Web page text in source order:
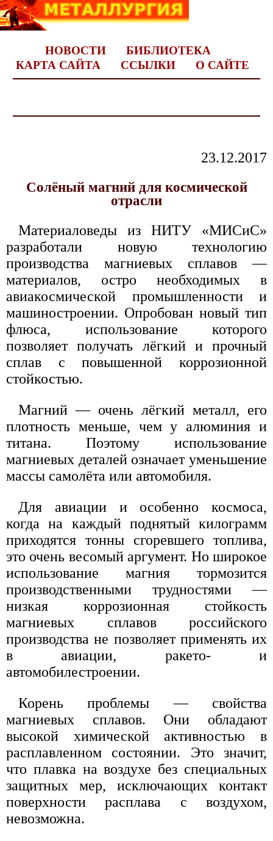
НОВОСТИ
БИБЛИОТЕКА
КАРТА САЙТА
ССЫЛКИ О САЙТЕ
23.12.2017
Солёный магний для космической
отрасли
Материаловеды из НИТУ «МИСиС»
разработали новую технологию
производства магниевых сплавов —
материалов, остро необходимых в
авиакосмической промышленности и
машиностроении. Опробован новый тип
флюса, использование которого
позволяет получать лёгкий и прочный
сплав с повышенной коррозионной
стойкостью.
Магний — очень лёгкий металл, его
плотность меньше, чем у алюминия и
титана. Поэтому использование
магниевых деталей означает уменьшение
массы самолёта или автомобиля.
Для авиации и особенно космоса,
когда на каждый поднятый килограмм
приходятся тонны сгоревшего топлива,
это очень весомый аргумент. Но широкое
использование магния тормозится
производственными трудностями —
низкая коррозионная стойкость
магниевых сплавов российского
производства не позволяет применять их
в авиации, ракето- и
автомобилестроении.
Корень проблемы — свойства
магниевых сплавов. Они обладают
высокой химической активностью в
расплавленном состоянии. Это значит,
что плавка на воздухе без специальных
защитных мер, исключающих контакт
поверхности расплава с воздухом,
невозможна.